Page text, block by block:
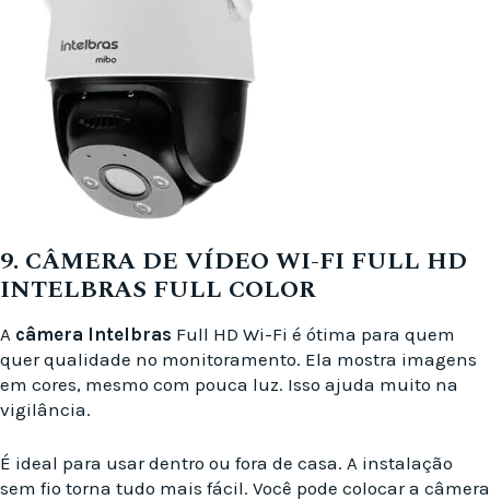
9. CÂMERA DE VÍDEO WI-FI FULL HD
INTELBRAS FULL COLOR
A câmera Intelbras Full HD Wi-Fi é ótima para quem
quer qualidade no monitoramento. Ela mostra imagens
em cores, mesmo com pouca luz. Isso ajuda muito na
vigilância.
É ideal para usar dentro ou fora de casa. A instalação
sem fio torna tudo mais fácil. Você pode colocar a câmera